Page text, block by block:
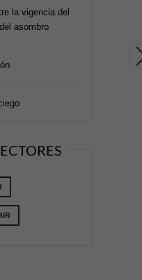
la vigencia del
asombro